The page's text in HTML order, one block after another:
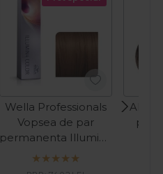
Wella Professionals
Vopsea de par
permanenta Illumina
Color 5/7 castaniu
par